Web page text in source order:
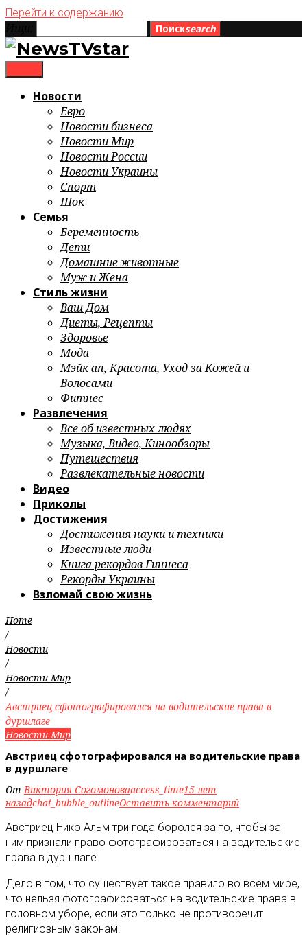
Перейти к содержанию
Поискsearch
Новости
Евро
Новости бизнеса
Новости Мир
Новости России
Новости Украины
Спорт
Шок
Семья
Беременность
Дети
Домашние животные
Муж и Жена
Стиль жизни
Ваш Дом
Диеты, Рецепты
Здоровье
Мода
Мэйк ап, Красота, Уход за Кожей и
Волосами
Фитнес
Развлечения
Все об известных людях
Музыка, Видео, Кинообзоры
Путешествия
Развлекательные новости
Видео
Приколы
Достижения
Достижения науки и техники
Известные люди
Книга рекордов Гиннеса
Рекорды Украины
Взломай свою жизнь
Home
/
Новости
/
Новости Мир
/
Австриец сфотографировался на водительские права в
дуршлаге
Новости Мир
Австриец сфотографировался на водительские права
в дуршлаге
ОтВиктория Согомоноваaccess_time15 лет
назадchat_bubble_outlineОставить комментарий
Австриец Нико Альм три года боролся за то, чтобы за
ним признали право фотографироваться на водительские
права в дуршлаге.
Дело в том, что существует такое правило во всем мире,
что нельзя фотографироваться на водительские права в
головном уборе, если это только не противоречит
религиозным законам.